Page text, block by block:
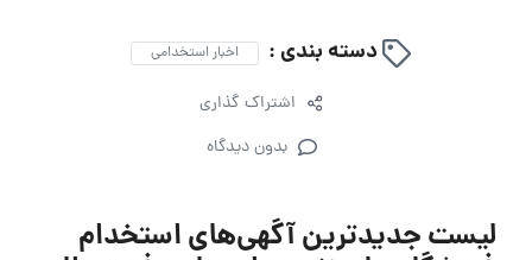
دسته بندی : اخبار استخدامی
اشتراک گذاری
بدون دیدگاه
لیست جدیدترین آگهی‌های استخدام